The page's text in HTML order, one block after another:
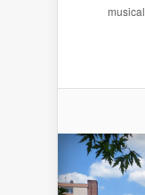
musical